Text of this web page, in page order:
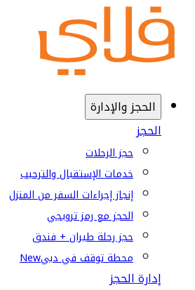
الحجز والإدارة
الحجز
حجز الرحلات
خدمات الإستقبال والترحيب
إنجاز إجراءات السفر من المنزل
الحجز مع رمز ترويجي
حجز رحلة طيران + فندق
محطة توقف في دبيNew
إدارة الحجز